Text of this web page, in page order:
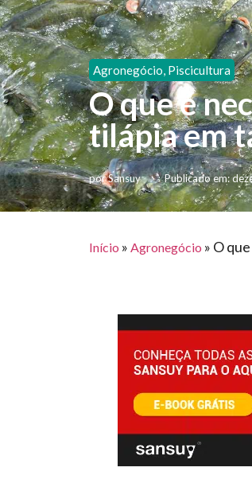
Agronegócio, Piscicultura
O que é
tilápia em
porSansuy Publicado em:
Início » Agronegócio » O